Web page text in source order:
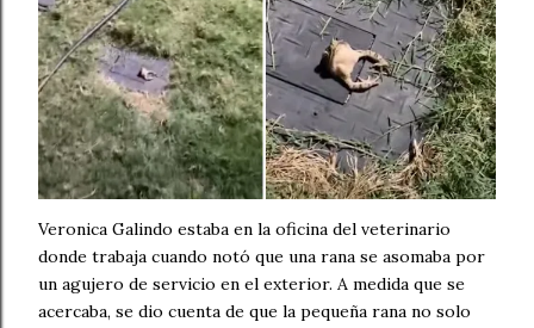
Veronica Galindo estaba en la oficina del veterinario
donde trabaja cuando notó que una rana se asomaba por
un agujero de servicio en el exterior. A medida que se
acercaba, se dio cuenta de que la pequeña rana no solo